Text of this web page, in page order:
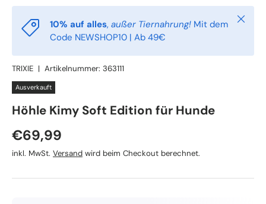
10% auf alles, außer Tiernahrung! Mit dem
Code NEWSHOP10 | Ab 49€
TRIXIE | Artikelnummer: 363111
Ausverkauft
TRIXIE
Höhle Kimy Soft Edition für Hunde
Normaler Preis
€69,99
inkl. MwSt. Versand wird beim Checkout berechnet.